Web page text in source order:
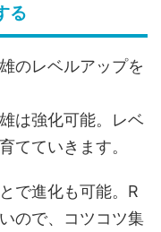
る
のレベルアップを
は強化可能。レベ
てていきます。
で進化も可能。R
ので、コツコツ集